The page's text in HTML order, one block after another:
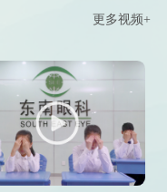
更多视频+